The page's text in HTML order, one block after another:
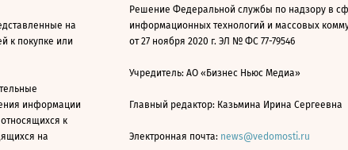
на
к покупке или
информации
к
на
Решение Федеральной службы по надзору в
информационных технологий и массовых
от 27 ноября 2020 г. ЭЛ № ФС 77-79546
Учредитель: АО «Бизнес Ньюс Медиа»
Главный редактор: Казьмина Ирина Сергеевна
Электронная почта: news@vedomosti.ru